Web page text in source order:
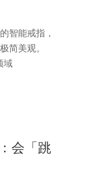
智能戒指，
简美观。
域
会「跳